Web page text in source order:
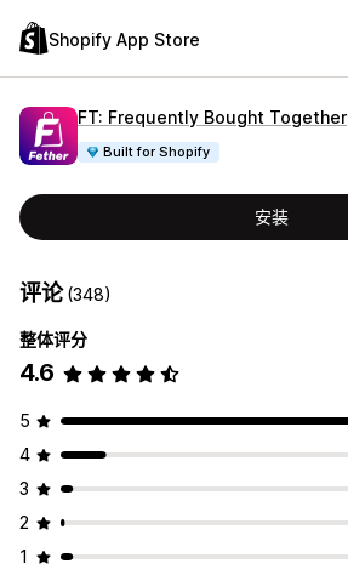
Shopify App Store
FT: Frequently Bought Together
Built for Shopify
安装
评论(348)
整体评分
4.6
5
4
3
2
1